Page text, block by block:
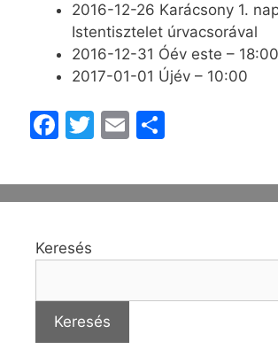
2016-12-26 Karácsony 1.
Istentisztelet úrvacsorával
2016-12-31 Óév este – 18:00
2017-01-01 Újév – 10:00
F
c
e
b
o
o
k
T
itt
er
E
ai
l
s
z
m
e
Keresés
Keresés